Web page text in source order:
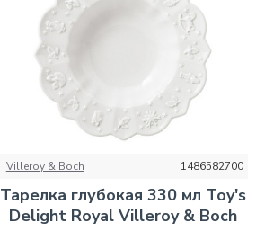
Villeroy & Boch 1486582700
Тарелка глубокая 330 мл Toy's
Delight Royal Villeroy & Boch